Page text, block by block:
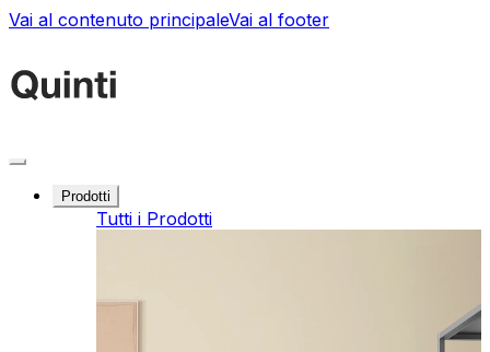
Vai al contenuto principaleVai al footer
Prodotti
Tutti i Prodotti